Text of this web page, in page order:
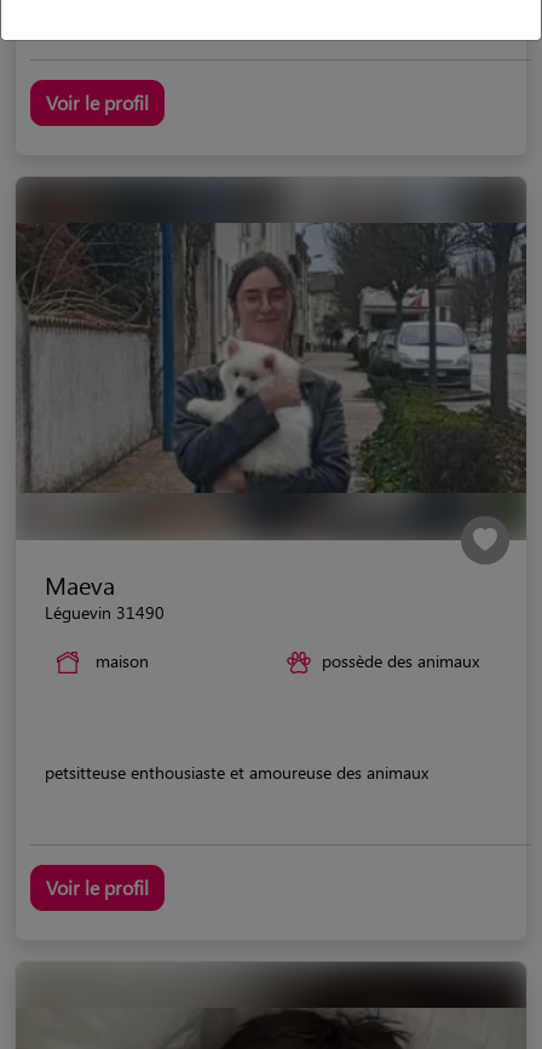
Voir le profil
Maeva
Léguevin 31490
maison possède des animaux
petsitteuse enthousiaste et amoureuse des animaux
Voir le profil